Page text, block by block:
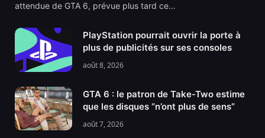
attendue de GTA 6, prévue plus tard ce…
PlayStation pourrait ouvrir la porte à
plus de publicités sur ses consoles
août 8, 2026
GTA 6 : le patron de Take-Two estime
que les disques “n’ont plus de sens”
août 7, 2026